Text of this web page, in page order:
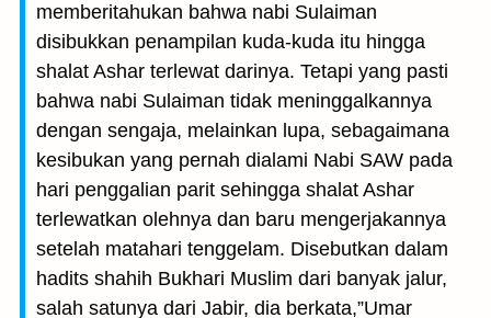
memberitahukan bahwa nabi Sulaiman
disibukkan penampilan kuda-kuda itu hingga
shalat Ashar terlewat darinya. Tetapi yang pasti
bahwa nabi Sulaiman tidak meninggalkannya
dengan sengaja, melainkan lupa, sebagaimana
kesibukan yang pernah dialami Nabi SAW pada
hari penggalian parit sehingga shalat Ashar
terlewatkan olehnya dan baru mengerjakannya
setelah matahari tenggelam. Disebutkan dalam
hadits shahih Bukhari Muslim dari banyak jalur,
salah satunya dari Jabir, dia berkata,”Umar